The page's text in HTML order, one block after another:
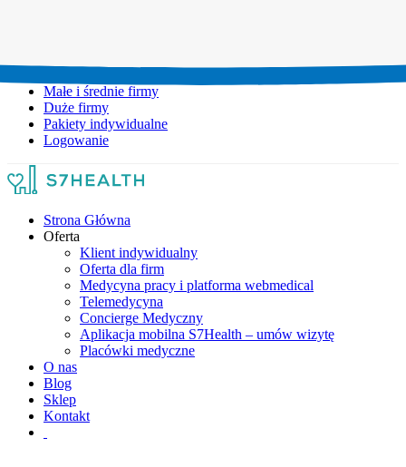
Małe i średnie firmy
Duże firmy
Pakiety indywidualne
Logowanie
Strona Główna
Oferta
Klient indywidualny
Oferta dla firm
Medycyna pracy i platforma webmedical
Telemedycyna
Concierge Medyczny
Aplikacja mobilna S7Health – umów wizytę
Placówki medyczne
O nas
Blog
Sklep
Kontakt